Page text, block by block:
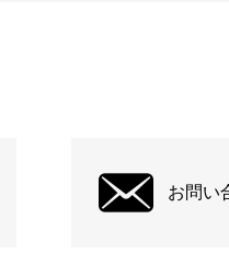
お問い